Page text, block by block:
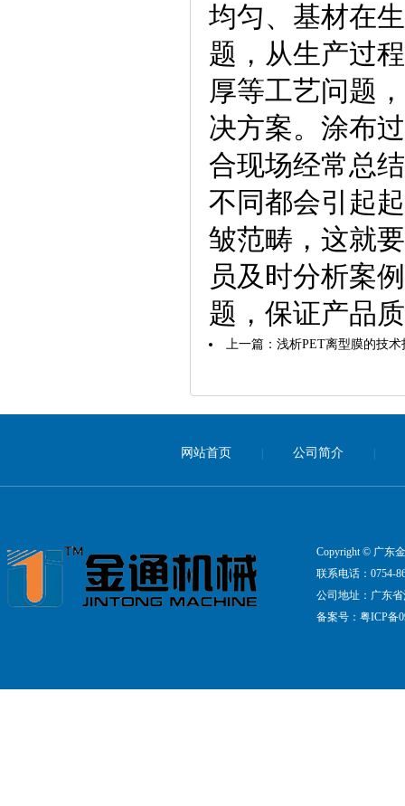
均匀、基材在
题，从生产过
厚等工艺问题
决方案。涂布
合现场经常总
不同都会引起
皱范畴，这就
员及时分析案
题，保证产品
上一篇： 浅析PET离型膜的技术
网站首页 公司简介
Copyright © 广东
联系电话：0754-
公司地址：广东
备案号： 粤ICP备